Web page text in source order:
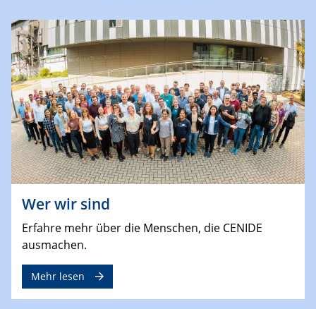
Wer wir sind
Erfahre mehr über die Menschen, die CENIDE
ausmachen.
Mehr lesen